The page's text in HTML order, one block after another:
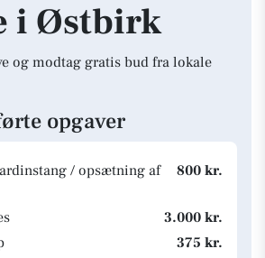
i Østbirk
og modtag gratis bud fra lokale
opgaver
/ opsætning af
800 kr.
3.000 kr.
375 kr.